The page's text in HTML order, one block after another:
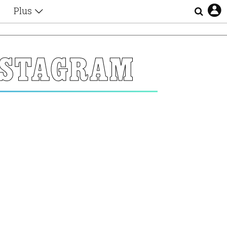
Plus
Αφιερώματα
Ζώδια